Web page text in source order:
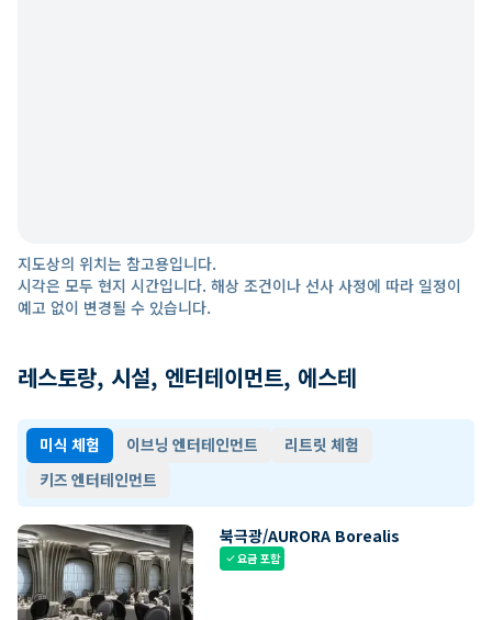
지도상의 위치는 참고용입니다.
시각은 모두 현지 시간입니다. 해상 조건이나 선사 사정에 따라 일정이
예고 없이 변경될 수 있습니다.
레스토랑, 시설, 엔터테이먼트, 에스테
미식 체험 이브닝 엔터테인먼트
리트릿 체험
키즈 엔터테인먼트
북극광/AURORA Borealis
check요금 포함